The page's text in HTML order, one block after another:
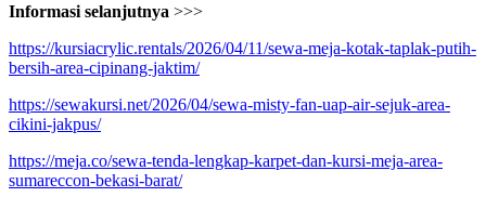
Informasi selanjutnya >>>
https://kursiacrylic.rentals/2026/04/11/sewa-meja-kotak-taplak-putih-
bersih-area-cipinang-jaktim/
https://sewakursi.net/2026/04/sewa-misty-fan-uap-air-sejuk-area-
cikini-jakpus/
https://meja.co/sewa-tenda-lengkap-karpet-dan-kursi-meja-area-
sumareccon-bekasi-barat/